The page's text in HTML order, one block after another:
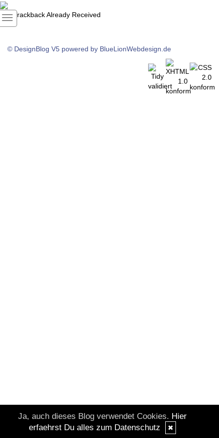
1 Trackback Already Received
© DesignBlog V5 powered by BlueLionWebdesign.de
Ja, auch dieses Blog verwendet Cookies. Hier
erfaehrst Du alles zum Datenschutz
✖